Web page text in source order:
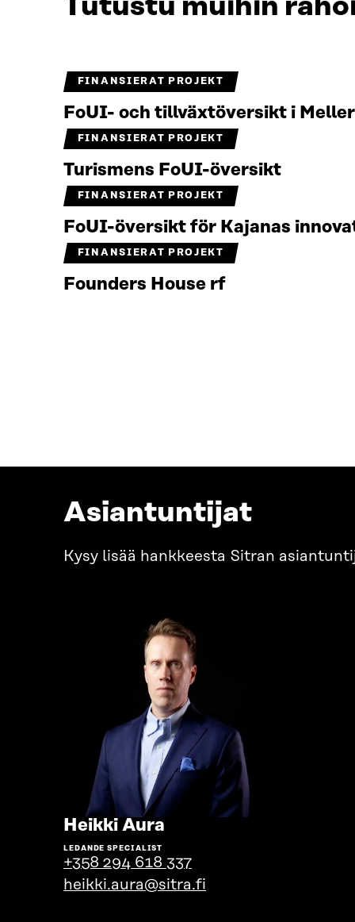
Tutustu muihin
FINANSIERAT PROJEKT
FoUI- och tillväxtöversikt i
FINANSIERAT PROJEKT
Turismens FoUI-översikt
FINANSIERAT PROJEKT
FoUI-översikt för Kajanas
FINANSIERAT PROJEKT
Founders House rf
Asiantuntijat
Kysy lisää hankkeesta Sitran
Heikki Aura
personens
profil
LEDANDE SPECIALIST
+358 294 618 337
heikki.aura@sitra.fi